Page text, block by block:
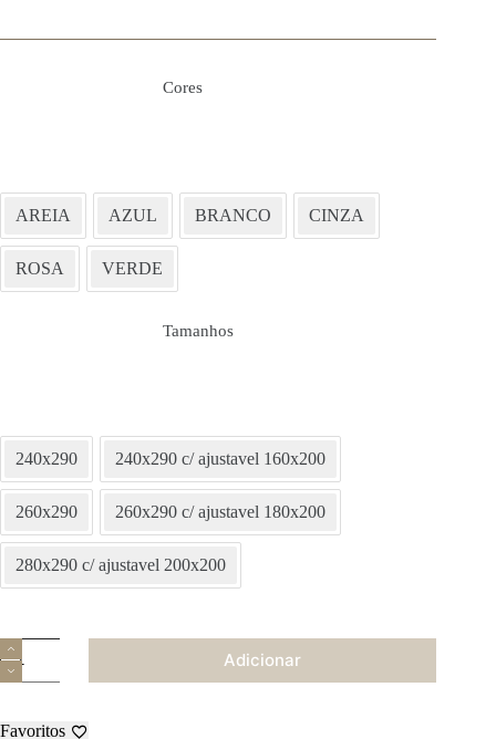
Cores
AREIA AZUL BRANCO CINZA
ROSA VERDE
Tamanhos
240x290 240x290 c/ ajustavel 160x200
260x290 260x290 c/ ajustavel 180x200
280x290 c/ ajustavel 200x200
Quantidade
de
Jogo
Cama
Adicionar
Favoritos